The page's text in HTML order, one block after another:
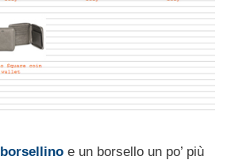
borsellino e un borsello un po’ più